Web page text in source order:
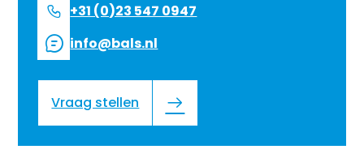
+31 (0)23 547 0947
info@bals.nl
Vraag stellen